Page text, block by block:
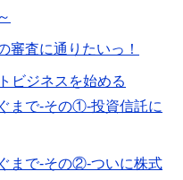
審査に通りたいっ！
ビジネスを始める
まで-その①-投資信託に
まで-その②-ついに株式